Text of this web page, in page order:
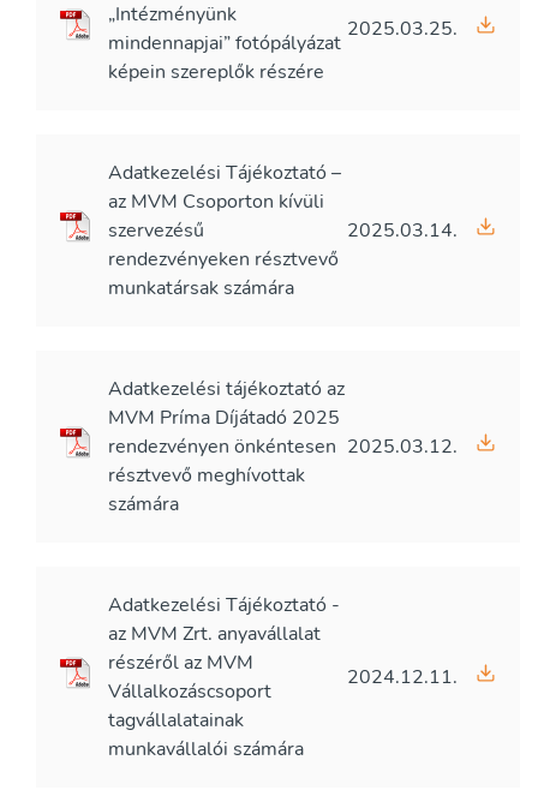
„Intézményünk
mindennapjai” fotópályázat
képein szereplők részére
2025.03.25.
Adatkezelési Tájékoztató –
az MVM Csoporton kívüli
szervezésű
rendezvényeken résztvevő
munkatársak számára
2025.03.14.
Adatkezelési tájékoztató az
MVM Príma Díjátadó 2025
rendezvényen önkéntesen
résztvevő meghívottak
számára
2025.03.12.
Adatkezelési Tájékoztató -
az MVM Zrt. anyavállalat
részéről az MVM
Vállalkozáscsoport
tagvállalatainak
munkavállalói számára
2024.12.11.